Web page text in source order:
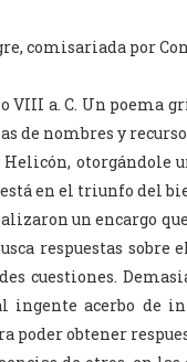
comisariada por
VIII a. C. Un
de nombres y
en el triunfo del
un encargo
respuestas
cuestiones.
ingente acerbo
poder obtener